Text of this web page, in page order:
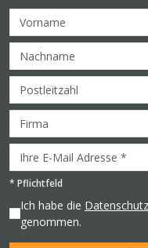
* Pflichtfeld
Ich habe die
genommen.